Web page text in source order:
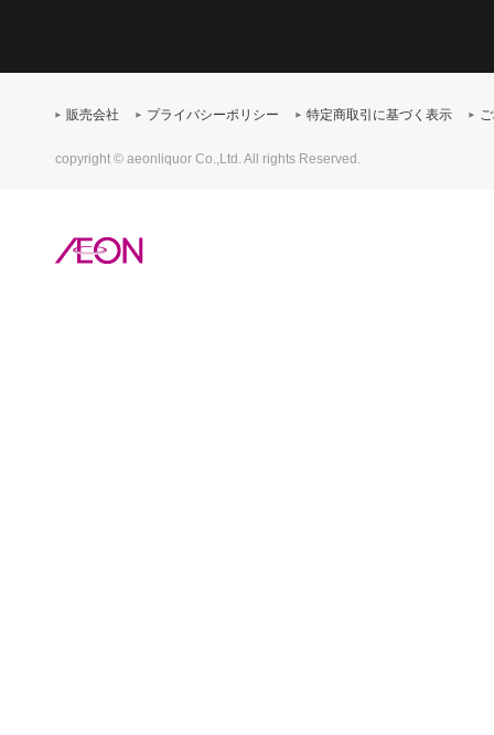
販売会社 プライバシーポリシー 特定商取引に基づく表示
copyright © aeonliquor Co.,Ltd. All rights Reserved.